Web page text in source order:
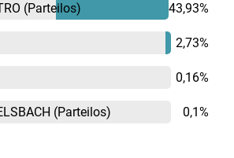
(Parteilos) 43,93%
2,73%
0,16%
(Parteilos) 0,1%